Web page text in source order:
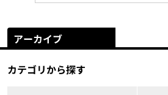
アーカイブ
カテゴリから探す